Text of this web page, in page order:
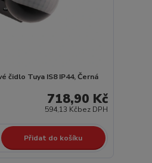
čidlo Tuya IS8 IP44, Černá
718,90 Kč
594,13 Kčbez DPH
Přidat do košíku